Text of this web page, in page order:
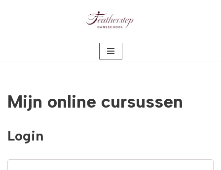
Mijn online cursussen
Login